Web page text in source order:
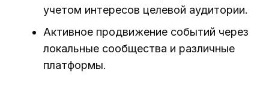
учетом интересов целевой аудитории.
Активное продвижение событий через
локальные сообщества и различные
платформы.